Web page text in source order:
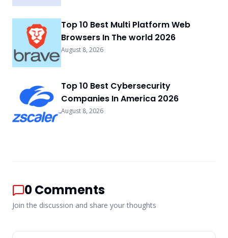
Top 10 Best Multi Platform Web
Browsers In The world 2026
August 8, 2026
Top 10 Best Cybersecurity
Companies In America 2026
August 8, 2026
0Comments
Join the discussion and share your thoughts